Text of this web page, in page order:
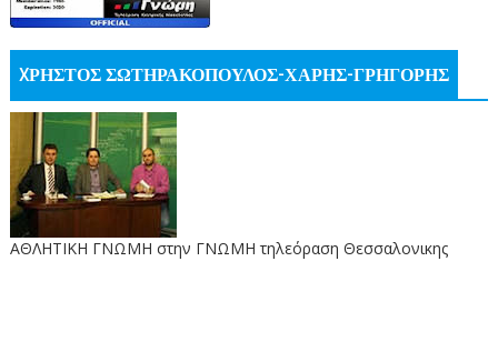
XΡΗΣΤΟΣ ΣΩΤΗΡΑΚΟΠΟΥΛΟΣ-ΧΑΡΗΣ-ΓΡΗΓΟΡΗΣ
ΑΘΛΗΤΙΚΗ ΓΝΩΜΗ στην ΓΝΩΜΗ τηλεόραση Θεσσαλονικης